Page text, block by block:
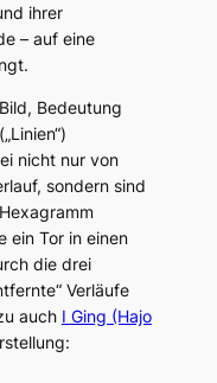
ihrer
– auf eine
Bedeutung
nicht nur von
sondern sind
ein Tor in einen
die drei
Verläufe
auch I Ging (Hajo